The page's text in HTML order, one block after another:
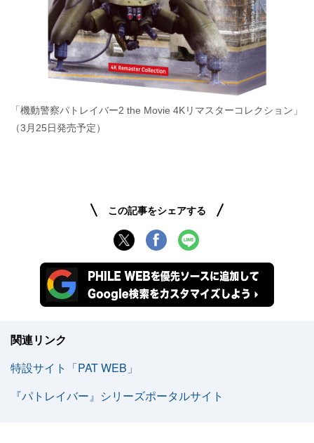
「機動警察パトレイバー2 the Movie 4Kリマスターコレクション」
（3月25日発売予定）
この記事をシェアする
関連リンク
特設サイト「PAT WEB」
『パトレイバー』シリーズポータルサイト